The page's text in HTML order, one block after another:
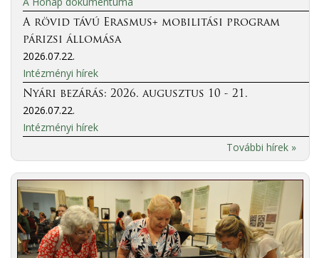
A rövid távú Erasmus+ mobilitási program
párizsi állomása
2026.07.22.
Intézményi hírek
Nyári bezárás: 2026. augusztus 10 - 21.
2026.07.22.
Intézményi hírek
További hírek »